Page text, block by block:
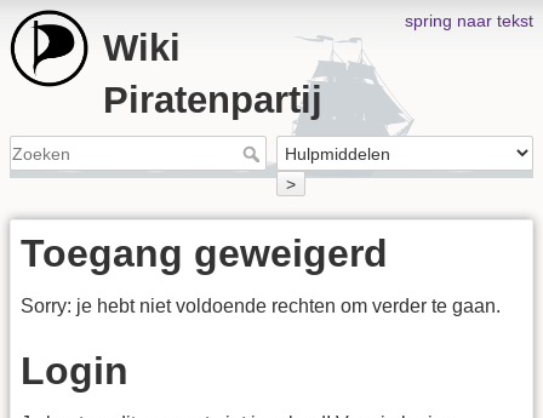
spring naar tekst
Wiki
Piratenpartij
>
Toegang geweigerd
Sorry: je hebt niet voldoende rechten om verder te gaan.
Login